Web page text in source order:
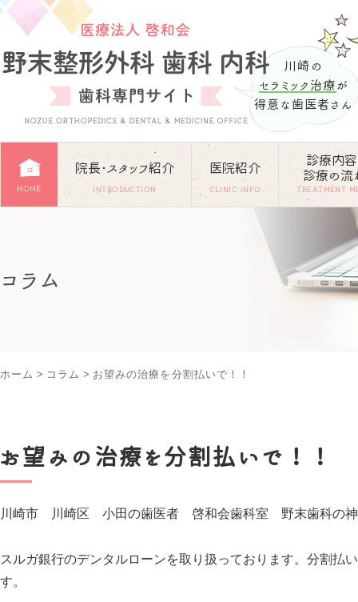
川崎の
セラミック治療 が
得意な歯医者さん
HOME
院長･スタッフ紹介
INTRODUCTION
医院紹介
CLINIC INFO
診療内
診療の流
TREATMENT
コラム
ホーム > コラム > お望みの治療を分割払いで！！
お望みの治療を分割払いで！！
川崎市 川崎区 小田の歯医者 啓和会歯科室 野末歯科の神
スルガ銀行のデンタルローンを取り扱っております。分割払
す。